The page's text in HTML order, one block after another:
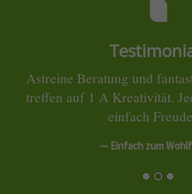
Astreine Beratung und
treffen auf 1 A Kreativität.
einfach
— Einfach zum